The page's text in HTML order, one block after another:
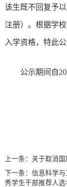
该生既不回复予
注册）。根据学
入学资格，特此公
公示期间自
上一条： 关于取消国
下一条： 信息科学与
秀学生干部推荐人